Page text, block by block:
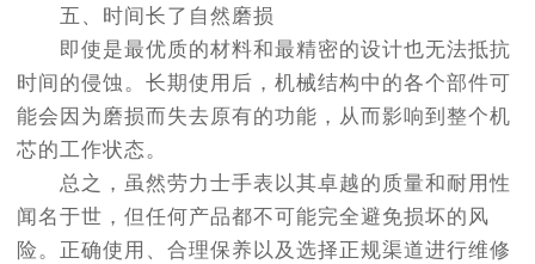
五、时间长了自然磨损
即使是最优质的材料和最精密的设计也无法抵抗
时间的侵蚀。长期使用后，机械结构中的各个部件可
能会因为磨损而失去原有的功能，从而影响到整个机
芯的工作状态。
总之，虽然劳力士手表以其卓越的质量和耐用性
闻名于世，但任何产品都不可能完全避免损坏的风
险。正确使用、合理保养以及选择正规渠道进行维修